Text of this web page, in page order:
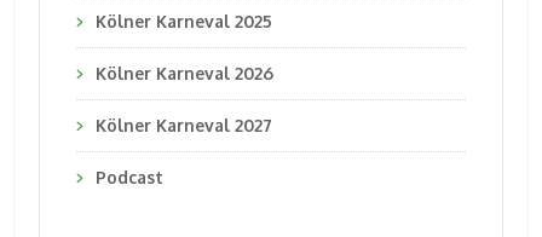
Kölner Karneval 2025
Kölner Karneval 2026
Kölner Karneval 2027
Podcast